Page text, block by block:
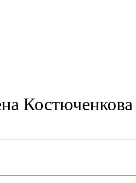
Костюченкова